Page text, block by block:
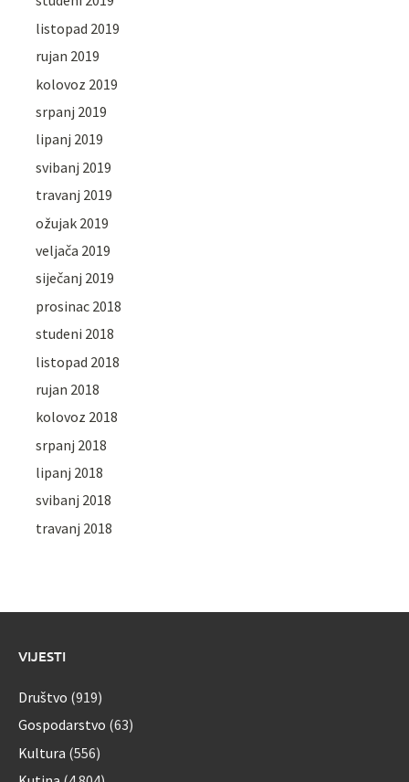
listopad 2019
rujan 2019
kolovoz 2019
srpanj 2019
lipanj 2019
svibanj 2019
travanj 2019
ožujak 2019
veljača 2019
siječanj 2019
prosinac 2018
studeni 2018
listopad 2018
rujan 2018
kolovoz 2018
srpanj 2018
lipanj 2018
svibanj 2018
travanj 2018
VIJESTI
Društvo (919)
Gospodarstvo (63)
Kultura (556)